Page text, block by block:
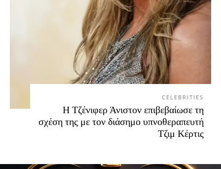
CELEBRITIES
Η Τζένιφερ Άνιστον επιβεβαίωσε τη
σχέση της με τον διάσημο υπνοθεραπευτή
Τζιμ Κέρτις